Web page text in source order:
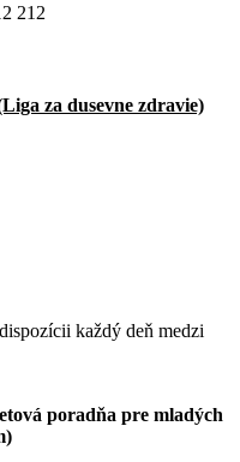
212
za dusevne zdravie)
každý deň medzi
poradňa pre mladých